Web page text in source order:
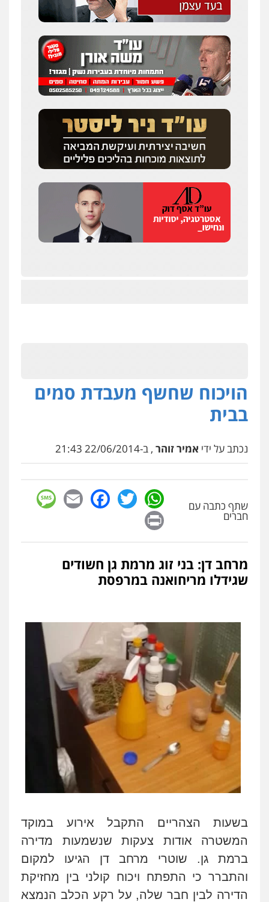
הויכוח שחשף מעבדת סמים
בבית
נכתב על ידי אמיר זוהר , ב-22/06/2014 21:43
שתף כתבה עם
חברים
WhatsApp
Twitter
Facebook
Email
מרחב דן: בני זוג מרמת גן חשודים
שגידלו מריחואנה במרפסת
בשעות הצהריים התקבל אירוע במוקד
המשטרה אודות צעקות שנשמעות מדירה
ברמת גן. שוטרי מרחב דן הגיעו למקום
והתברר כי התפתח ויכוח קולני בין מחזיקת
הדירה לבין חבר שלה, על רקע הכלב הנמצא